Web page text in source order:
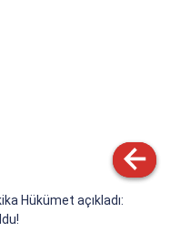
Hükümet açıkladı: